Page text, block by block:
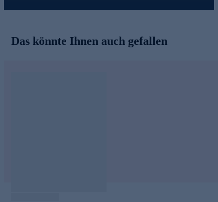
Das könnte Ihnen auch gefallen